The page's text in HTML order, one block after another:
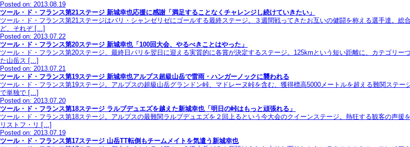
Posted on: 2013.08.19
ツール・ド・フランス第21ステージ 新城幸也応援に感謝「満足することなくチャレンジし続けていきたい」
ツール・ド・フランス第21ステージはパリ・シャンゼリゼにゴールする最終ステージ。３週間戦ってきたお互いの健闘を称える選手達。
ど、それぞ […]
Posted on: 2013.07.22
ツール・ド・フランス第20ステージ 新城幸也「100回大会、やるべきことはやった」
ツール・ド・フランス第20ステージ、最終日パリを翌日に迎える実質的に各賞が決定するステージ。125kmという短い距離に、カテゴリ
た山岳ス […]
Posted on: 2013.07.21
ツール・ド・フランス第19ステージ 新城幸也アルプス超級山岳で雷雨・ハンガーノックに襲われる
ツール・ド・フランス第19ステージ。アルプスの超級山岳グランドン峠、マドレーヌ峠を含む、獲得標高5000メートルを超える難関ステ
で単独で […]
Posted on: 2013.07.20
ツール・ド・フランス第18ステージ ラルブデュエズを越えた新城幸也「明日の峠はもっと頑張れる」
ツール・ド・フランス第18ステージ。アルプスの最難関ラルプデュエズを２回上るという今大会のクイーンステージ。熱狂する観客の声
リストフ・リ […]
Posted on: 2013.07.19
ツール・ド・フランス第17ステージ 山岳TT転倒もチームメイトを気遣う新城幸也